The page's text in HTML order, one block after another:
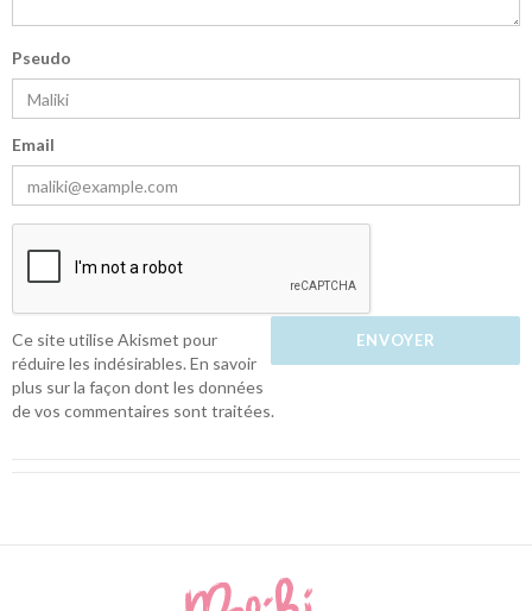
Pseudo
Email
Ce site utilise Akismet pour
réduire les indésirables.En savoir
plus sur la façon dont les données
de vos commentaires sont traitées.